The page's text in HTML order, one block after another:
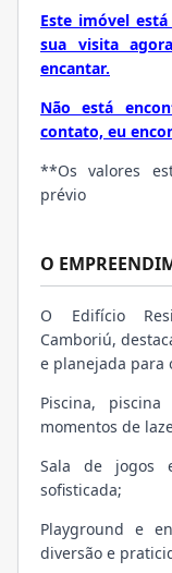
Este imóvel
sua visita
encantar.
Não está
contato, eu
**Os valores
prévio
O
O Edifício
Camboriú,
e planejada para
Piscina,
momentos de
Sala de jogos
sofisticada;
Playground e
diversão e